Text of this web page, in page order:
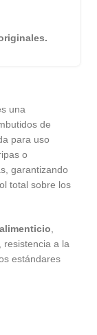
una
de
para uso
o
garantizando
total sobre los
resistencia a la
estándares